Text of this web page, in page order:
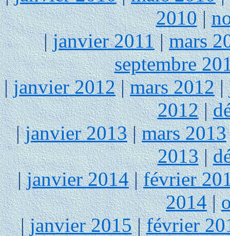
2010|
|janvier 2011|mars
septembre
|janvier 2012|mars 2012|
2012|
|janvier 2013|mars 2013
2013|
|janvier 2014|février
2014|
|janvier 2015|février